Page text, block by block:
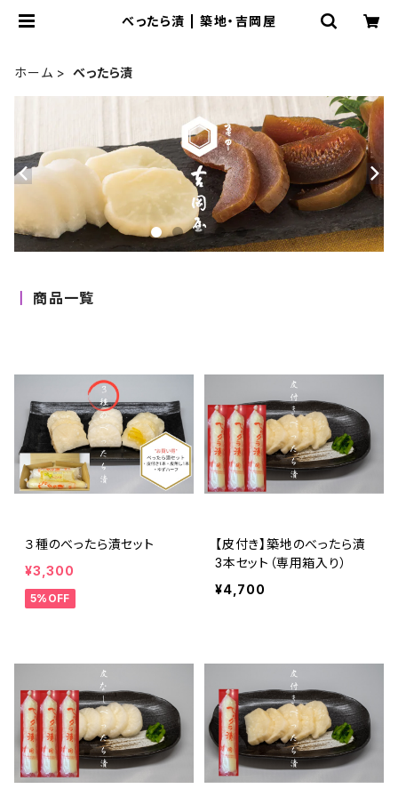
べったら漬 | 築地・吉岡屋
ホーム べったら漬
商品一覧
３種のべったら漬セット
¥3,300
5%OFF
【皮付き】築地のべったら漬
3本セット（専用箱入り）
¥4,700